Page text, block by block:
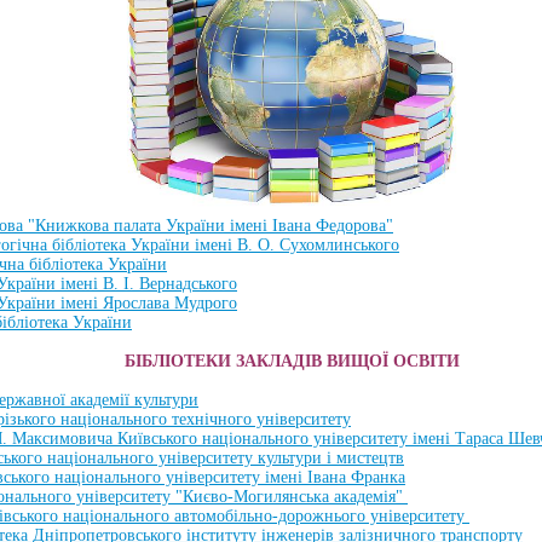
"Книжкова палата України імені Івана Федорова"
бібліотека України імені В. О. Сухомлинського
бібліотека України
імені В. І. Вернадського
імені Ярослава Мудрого
України
БІБЛІОТЕКИ ЗАКЛАДІВ ВИЩОЇ ОСВІТИ
академії культури
національного технічного університету
Київського нацiонального унiверситету iменi Тараса
національного університету культури і мистецтв
національного університету імені Івана Франка
унiверситету "Києво-Могилянська академiя"
національного автомобільно-дорожнього університету
Дніпропетровського інституту інженерів залізничного транспорту